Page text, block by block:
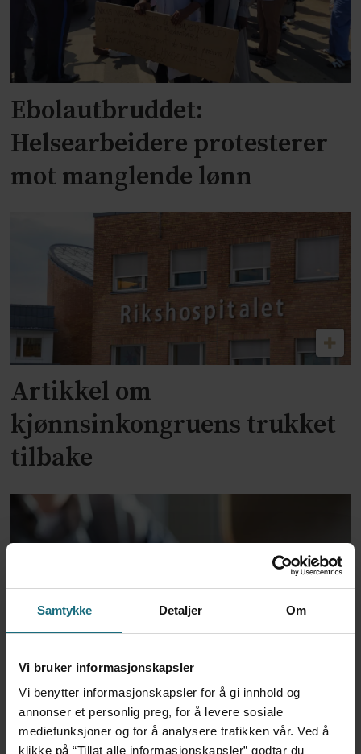
Samtykke Detaljer Om
Vi bruker informasjonskapsler
Vi benytter informasjonskapsler for å gi innhold og
annonser et personlig preg, for å levere sosiale
mediefunksjoner og for å analysere trafikken vår. Ved å
klikke på “Tillat alle informasjonskapsler” godtar du
Ebolautbruddet:
Helsearbeidere protesterer
mot manglende lønn
Artikkel om
kjønnsinkongruens trukket
tilbake
Dansk politi vil fengsle lege
for utskrivning av store
mengder Ozempic